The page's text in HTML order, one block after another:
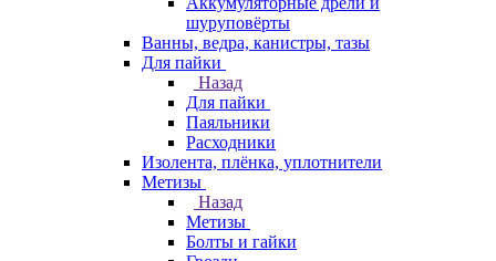
шуруповёрты
Ванны, ведра, канистры, тазы
Для пайки
Назад
Для пайки
Паяльники
Расходники
Изолента, плёнка, уплотнители
Метизы
Назад
Метизы
Болты и гайки